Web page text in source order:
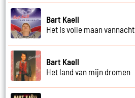
Bart Kaell
Het is volle maan vannacht
Bart Kaell
Het land van mijn dromen